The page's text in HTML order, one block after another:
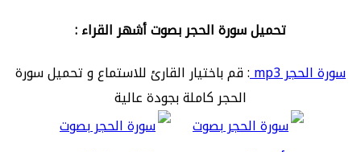
تحميل سورة الحجر بصوت أشهر القراء :
سورة الحجر mp3
: قم باختيار القارئ للاستماع و تحميل سورة
الحجر كاملة بجودة عالية